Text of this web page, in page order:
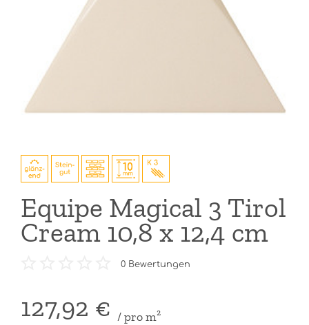
Equipe Magical 3 Tirol
Cream 10,8 x 12,4 cm
0 Bewertungen
127,92 € / pro m²